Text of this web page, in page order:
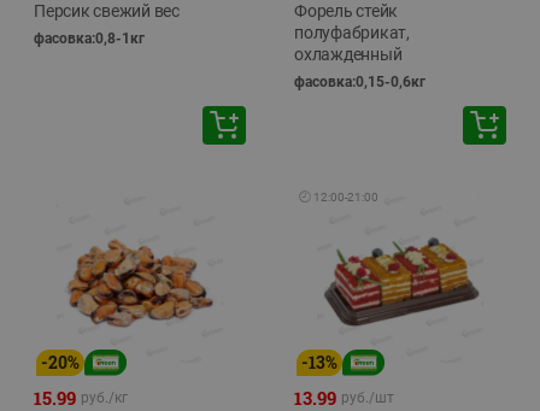
Персик свежий вес
фасовка:0,8-1кг
Форель стейк
полуфабрикат,
охлажденный
фасовка:0,15-0,6кг
-20%
15.99 руб./кг
🕘 12:00-21:00
-13%
13.99 руб./шт